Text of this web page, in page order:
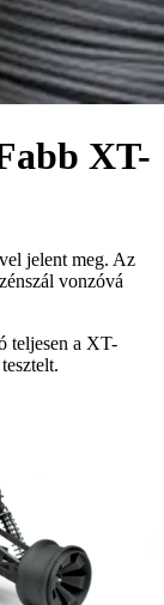
XT-
jelent meg. Az
vonzóvá
teljesen a XT-